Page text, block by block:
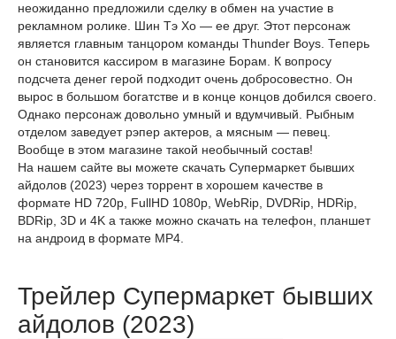
неожиданно предложили сделку в обмен на участие в
рекламном ролике. Шин Тэ Хо — ее друг. Этот персонаж
является главным танцором команды Thunder Boys. Теперь
он становится кассиром в магазине Борам. К вопросу
подсчета денег герой подходит очень добросовестно. Он
вырос в большом богатстве и в конце концов добился своего.
Однако персонаж довольно умный и вдумчивый. Рыбным
отделом заведует рэпер актеров, а мясным — певец.
Вообще в этом магазине такой необычный состав!
На нашем сайте вы можете скачать Супермаркет бывших
айдолов (2023) через торрент в хорошем качестве в
формате HD 720p, FullHD 1080p, WebRip, DVDRip, HDRip,
BDRip, 3D и 4K а также можно скачать на телефон, планшет
на андроид в формате MP4.
Трейлер Супермаркет бывших
айдолов (2023)